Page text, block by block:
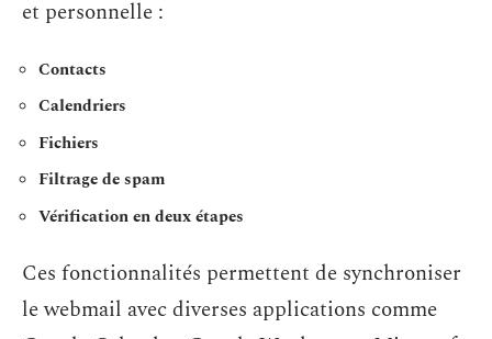
et personnelle :
Contacts
Calendriers
Fichiers
Filtrage de spam
Vérification en deux étapes
Ces fonctionnalités permettent de synchroniser
le webmail avec diverses applications comme